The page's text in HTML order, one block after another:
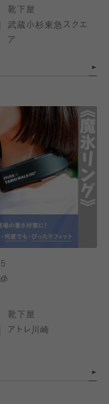
靴下屋
武蔵小杉東急スクエ
ア
靴下屋
アトレ川崎